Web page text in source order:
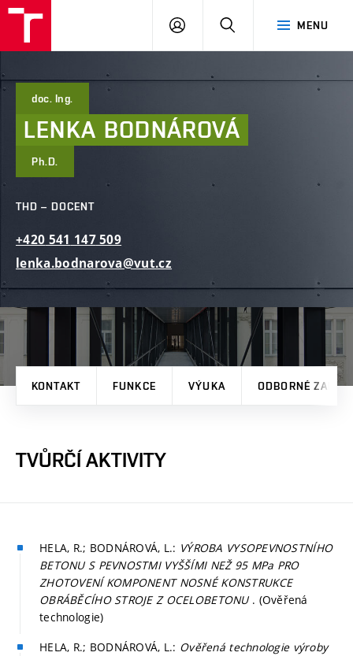
Brno
MENU
PŘIHLÁSIT
doc. Ing.
LENKA BODNÁROVÁ
Ph.D.
THD – DOCENT
+420 541 147509
lenka.bodnarova@vut.cz
KONTAKT FUNKCE VÝUKA ODBORNÉ
TVŮRČÍ AKTIVITY
HELA, R.; BODNÁROVÁ, L.: VÝROBA VYSOPEVNOSTNÍHO
BETONU S PEVNOSTMI VYŠŠÍMI NEŽ 95 MPa PRO
ZHOTOVENÍ KOMPONENT NOSNÉ KONSTRUKCE
OBRÁBĚCÍHO STROJE Z OCELOBETONU . (Ověřená
technologie)
HELA, R.; BODNÁROVÁ, L.: Ověřená technologie výroby